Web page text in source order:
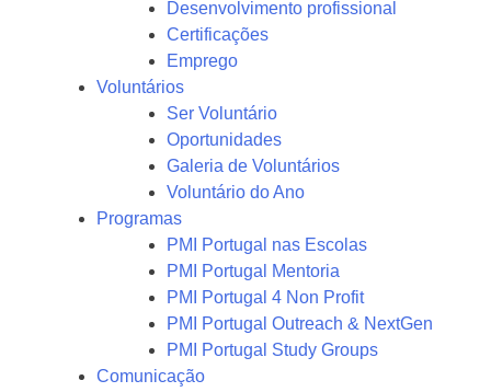
Desenvolvimento profissional
Certificações
Emprego
Voluntários
Ser Voluntário
Oportunidades
Galeria de Voluntários
Voluntário do Ano
Programas
PMI Portugal nas Escolas
PMI Portugal Mentoria
PMI Portugal 4 Non Profit
PMI Portugal Outreach & NextGen
PMI Portugal Study Groups
Comunicação